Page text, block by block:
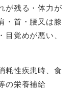
が残る・体力が
・首・腰又は膝
覚めが悪い、
耗性疾患時、食
の栄養補給